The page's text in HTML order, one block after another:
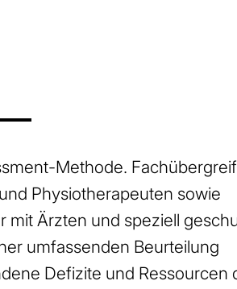
Methode.
Physiotherapeuten sowie
mit Ärzten und speziell
umfassenden Beurteilung
Defizite und Ressourcen